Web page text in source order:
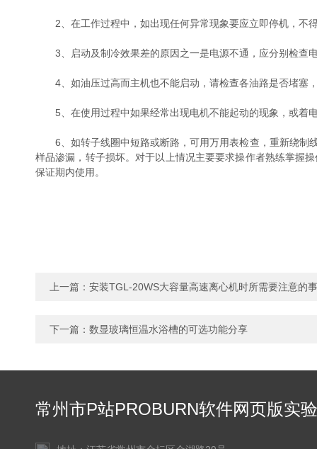
2、在工作过程中，如出现任何异常现象要应立即停机，不
3、启动及制冷效果差的原因之一是电源不通，应分别检查
4、如油压过高而主机也不能启动，请检查各油路是否堵塞
5、在使用过程中如果经常出现电机不能起动的现象，或着
6、如转子线圈中短路或断路，可用万用表检查，重新绕制
样品渗漏，转子损坏。对于以上情况主要要求操作者熟练掌握
保证期内使用。
上一篇： 安装TGL-20WS大容量高速离心机时所需要注意的
下一篇： 数显玻璃恒温水浴槽的可选功能分享
常州市P站PROBURN软件网页版实验